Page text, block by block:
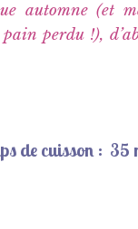
automne (et
perdu !),
de cuisson : 35